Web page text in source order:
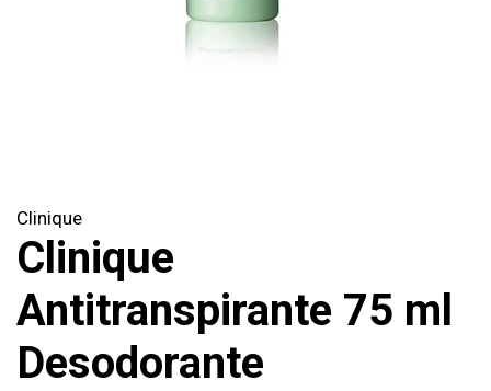
Clinique
Clinique
Antitranspirante 75 ml
Desodorante